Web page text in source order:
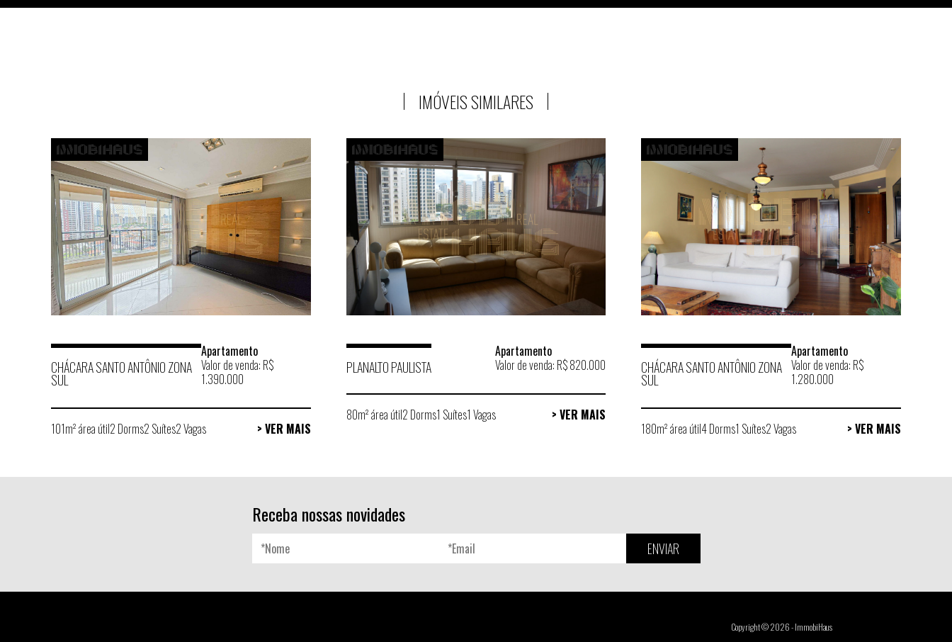
IMÓVEIS SIMILARES
CHÁCARA SANTO ANTÔNIO ZONA
SUL
Apartamento
Valor de venda: R$
1.390.000
101m² área útil2 Dorms2 Suítes2 Vagas > VER MAIS
PLANALTO PAULISTA
Apartamento
Valor de venda: R$ 820.000
80m² área útil2 Dorms1 Suítes1 Vagas > VER MAIS
CHÁCARA SANTO ANTÔNIO ZONA
SUL
Apartamento
Valor de venda: R$
1.280.000
180m² área útil4 Dorms1 Suítes2 Vagas > VER MAIS
Receba nossas novidades
ENVIAR
Copyright © 2026 - ImmobiHaus